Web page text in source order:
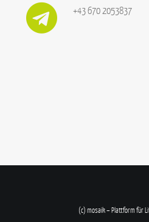
+43 670 2053837
(c) mosaik – Plattform für